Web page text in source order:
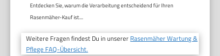
Entdecken Sie, warum die Verarbeitung entscheidend für Ihren
Rasenmäher-Kauf ist....
Weitere Fragen findest Du in unserer Rasenmäher Wartung &
Pflege FAQ-Übersicht.